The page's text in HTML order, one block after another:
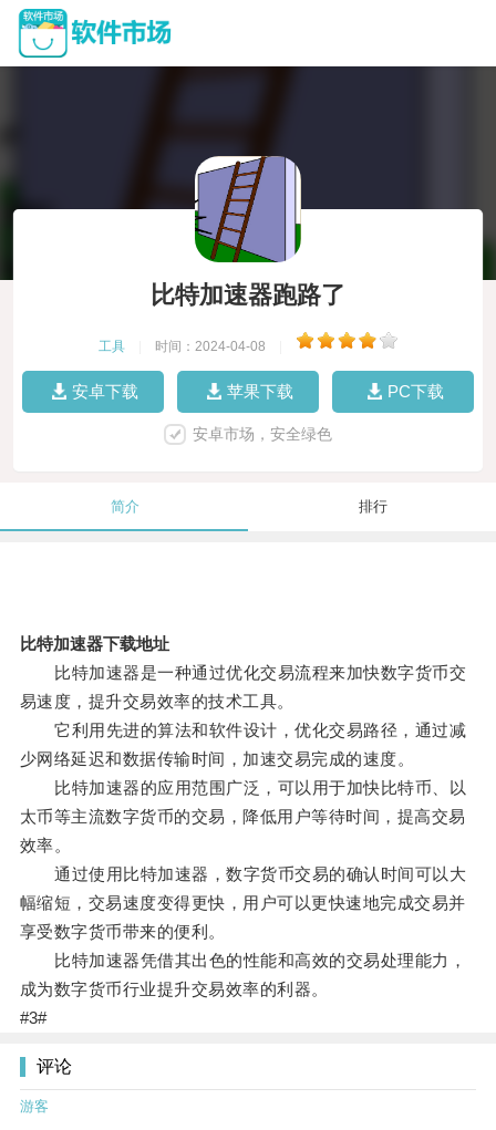
比特加速器跑路了
工具 时间：2024-04-08
安卓下载 苹果下载 PC下载
安卓市场，安全绿色
简介 排行
比特加速器下载地址
比特加速器是一种通过优化交易流程来加快数字货币交
易速度，提升交易效率的技术工具。
它利用先进的算法和软件设计，优化交易路径，通过减
少网络延迟和数据传输时间，加速交易完成的速度。
比特加速器的应用范围广泛，可以用于加快比特币、以
太币等主流数字货币的交易，降低用户等待时间，提高交易
效率。
通过使用比特加速器，数字货币交易的确认时间可以大
幅缩短，交易速度变得更快，用户可以更快速地完成交易并
享受数字货币带来的便利。
比特加速器凭借其出色的性能和高效的交易处理能力，
成为数字货币行业提升交易效率的利器。
#3#
评论
游客